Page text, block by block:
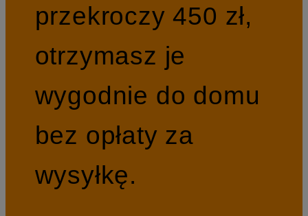
przekroczy 450 zł,
otrzymasz je
wygodnie do domu
bez opłaty za
wysyłkę.